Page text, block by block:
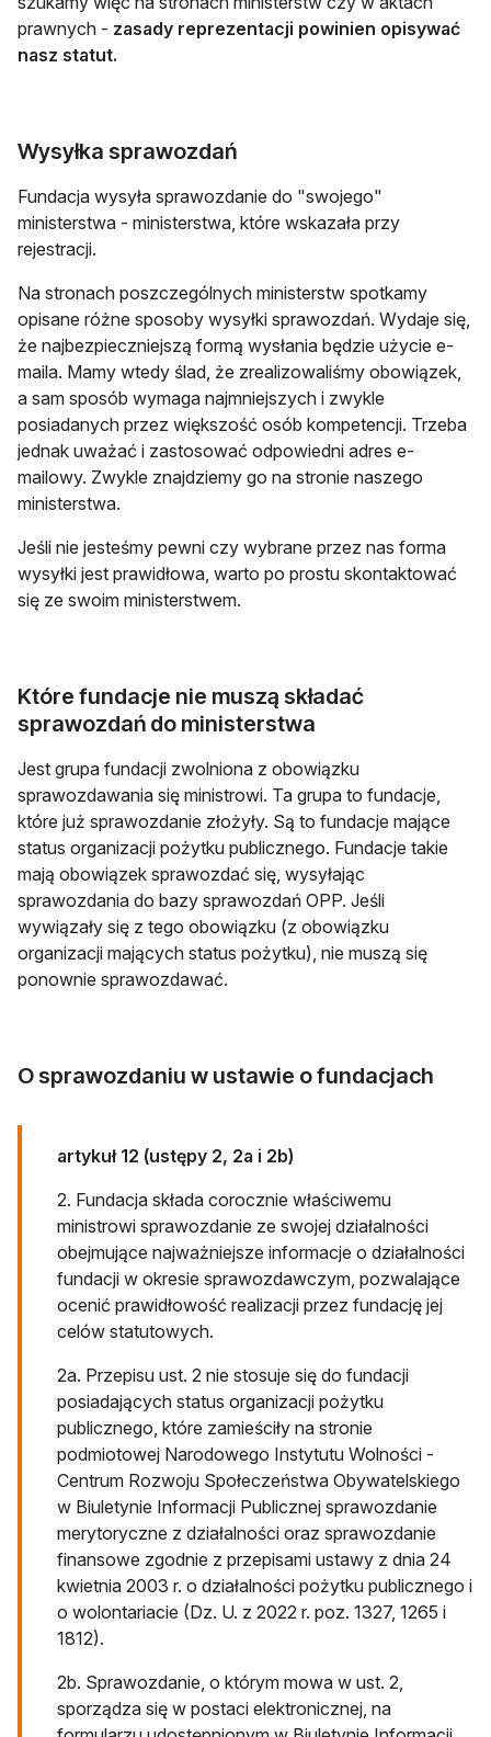
prawnych - zasady reprezentacji powinien opisywać
nasz statut.
Wysyłka sprawozdań
Fundacja wysyła sprawozdanie do "swojego"
ministerstwa - ministerstwa, które wskazała przy
rejestracji.
Na stronach poszczególnych ministerstw spotkamy
opisane różne sposoby wysyłki sprawozdań. Wydaje się,
że najbezpieczniejszą formą wysłania będzie użycie e-
maila. Mamy wtedy ślad, że zrealizowaliśmy obowiązek,
a sam sposób wymaga najmniejszych i zwykle
posiadanych przez większość osób kompetencji. Trzeba
jednak uważać i zastosować odpowiedni adres e-
mailowy. Zwykle znajdziemy go na stronie naszego
ministerstwa.
Jeśli nie jesteśmy pewni czy wybrane przez nas forma
wysyłki jest prawidłowa, warto po prostu skontaktować
się ze swoim ministerstwem.
Które fundacje nie muszą składać
sprawozdań do ministerstwa
Jest grupa fundacji zwolniona z obowiązku
sprawozdawania się ministrowi. Ta grupa to fundacje,
które już sprawozdanie złożyły. Są to fundacje mające
status organizacji pożytku publicznego. Fundacje takie
mają obowiązek sprawozdać się, wysyłając
sprawozdania do bazy sprawozdań OPP. Jeśli
wywiązały się z tego obowiązku (z obowiązku
organizacji mających status pożytku), nie muszą się
ponownie sprawozdawać.
O sprawozdaniu w ustawie o fundacjach
artykuł 12 (ustępy 2, 2a i 2b)
2. Fundacja składa corocznie właściwemu
ministrowi sprawozdanie ze swojej działalności
obejmujące najważniejsze informacje o działalności
fundacji w okresie sprawozdawczym, pozwalające
ocenić prawidłowość realizacji przez fundację jej
celów statutowych.
2a. Przepisu ust. 2 nie stosuje się do fundacji
posiadających status organizacji pożytku
publicznego, które zamieściły na stronie
podmiotowej Narodowego Instytutu Wolności -
Centrum Rozwoju Społeczeństwa Obywatelskiego
w Biuletynie Informacji Publicznej sprawozdanie
merytoryczne z działalności oraz sprawozdanie
finansowe zgodnie z przepisami ustawy z dnia 24
kwietnia 2003 r. o działalności pożytku publicznego i
o wolontariacie (Dz. U. z 2022 r. poz. 1327, 1265 i
1812).
2b. Sprawozdanie, o którym mowa w ust. 2,
sporządza się w postaci elektronicznej, na